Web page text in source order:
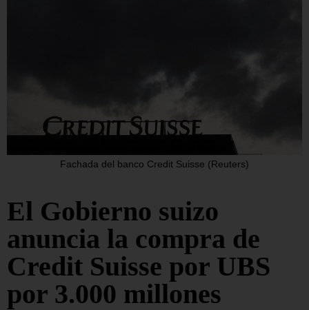
Fachada del banco Credit Suisse (Reuters)
El Gobierno suizo
anuncia la compra de
Credit Suisse por UBS
por 3.000 millones